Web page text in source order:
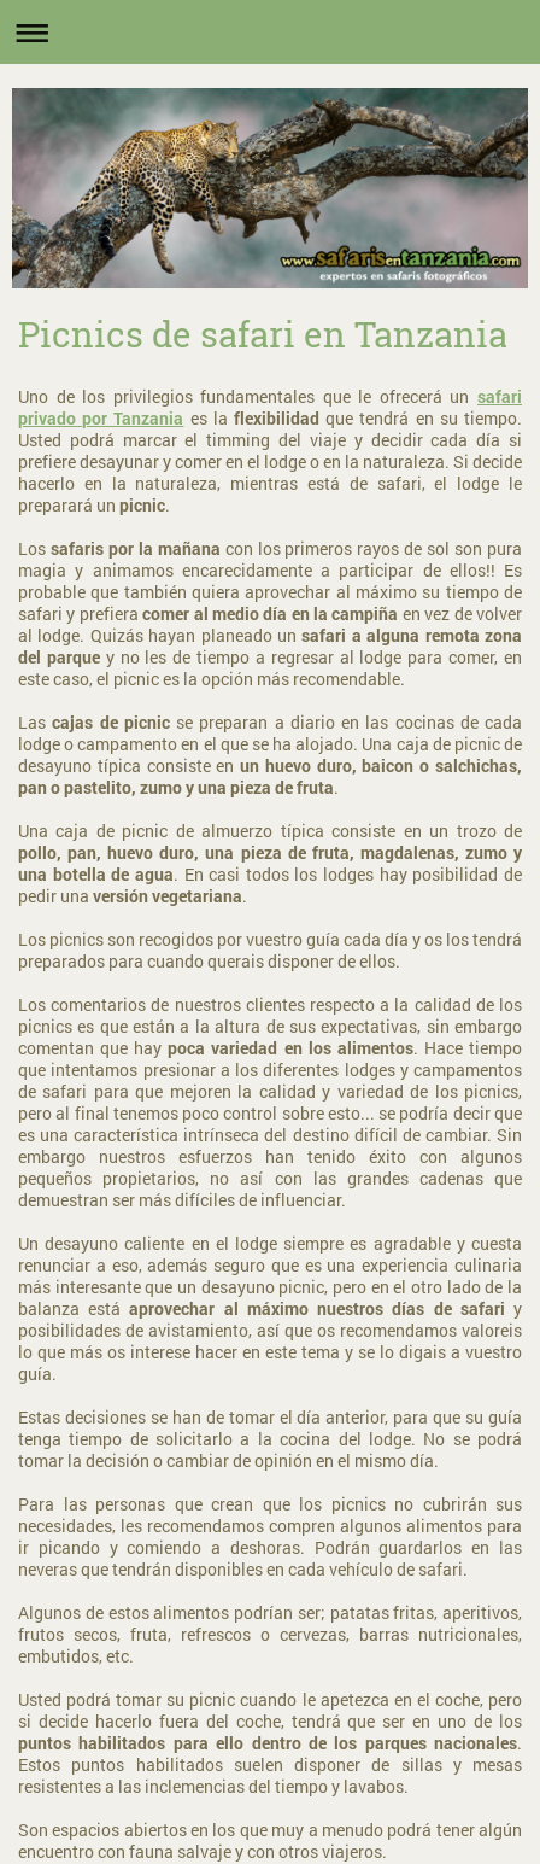
Picnics de safari en Tanzania
Uno de los privilegios fundamentales que le ofrecerá un safari
privado por Tanzania es laflexibilidad que tendrá en su tiempo.
Usted podrá marcar el timming del viaje y decidir cada día si
prefiere desayunar y comer en el lodge o en la naturaleza. Si decide
hacerlo en la naturaleza, mientras está de safari, el lodge le
preparará un picnic.
Los safaris por la mañana con los primeros rayos de sol son pura
magia y animamos encarecidamente a participar de ellos!! Es
probable que también quiera aprovechar al máximo su tiempo de
safari y prefieracomer al medio día en la campiña en vez de volver
al lodge. Quizás hayan planeado unsafari a alguna remota zona
del parquey no les de tiempo a regresar al lodge para comer, en
este caso, el picnic es la opción más recomendable.
Lascajas de picnicse preparan a diario en las cocinas de cada
lodge o campamento en el que se ha alojado. Una caja de picnic de
desayuno típica consiste enun huevo duro, baicon o salchichas,
pan o pastelito, zumo y una pieza de fruta.
Una caja de picnic de almuerzo típica consiste en un trozo de
pollo, pan, huevo duro, una pieza de fruta, magdalenas, zumo y
una botella de agua. En casi todos los lodges hay posibilidad de
pedir una versión vegetariana.
Los picnics son recogidos por vuestro guía cada día y os los tendrá
preparados para cuando querais disponer de ellos.
Los comentarios de nuestros clientes respecto a la calidad de los
picnics es que están a la altura de sus expectativas, sin embargo
comentan que haypoca variedad en los alimentos. Hace tiempo
que intentamos presionar a los diferentes lodges y campamentos
de safari para que mejoren la calidad y variedad de los picnics,
pero al final tenemos poco control sobre esto... se podría decir que
es una característica intrínseca del destino difícil de cambiar. Sin
embargo nuestros esfuerzos han tenido éxito con algunos
pequeños propietarios, no así con las grandes cadenas que
demuestran ser más difíciles de influenciar.
Un desayuno caliente en el lodge siempre es agradable y cuesta
renunciar a eso, además seguro que es una experiencia culinaria
más interesante que un desayuno picnic, pero en el otro lado de la
balanza estáaprovechar al máximo nuestros días de safari y
posibilidades de avistamiento, así que os recomendamos valoreis
lo que más os interese hacer en este tema y se lo digais a vuestro
guía.
Estas decisiones se han de tomar el día anterior, para que su guía
tenga tiempo de solicitarlo a la cocina del lodge. No se podrá
tomar la decisión o cambiar de opinión en el mismo día.
Para las personas que crean que los picnics no cubrirán sus
necesidades, les recomendamos compren algunos alimentos para
ir picando y comiendo a deshoras. Podrán guardarlos en las
neveras que tendrán disponibles en cada vehículo de safari.
Algunos de estos alimentos podrían ser; patatas fritas, aperitivos,
frutos secos, fruta, refrescos o cervezas, barras nutricionales,
embutidos, etc.
Usted podrá tomar su picnic cuando le apetezca en el coche, pero
si decide hacerlo fuera del coche, tendrá que ser en uno de los
puntos habilitados para ello dentro de los parques nacionales.
Estos puntos habilitados suelen disponer de sillas y mesas
resistentes a las inclemencias del tiempo y lavabos.
Son espacios abiertos en los que muy a menudo podrá tener algún
encuentro con fauna salvaje y con otros viajeros.